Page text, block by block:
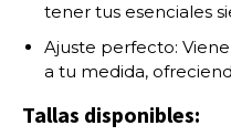
tener tus esenciales
Ajuste perfecto:
a tu medida,
Tallas disponibles: